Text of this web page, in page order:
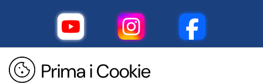
Prima i Cookie